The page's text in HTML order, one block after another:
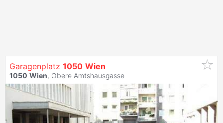
Garagenplatz 1050 Wien
1050 Wien, Obere Amtshausgasse